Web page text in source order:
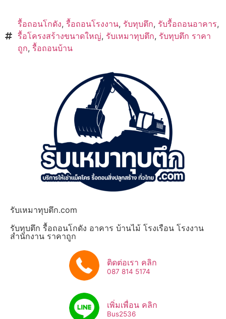
รื้อถอนโกดัง, รื้อถอนโรงงาน, รับทุบตึก, รับรื้อถอนอาคาร,
รื้อโครงสร้างขนาดใหญ่, รับเหมาทุบตึก, รับทุบตึก ราคา
ถูก, รื้อถอนบ้าน
รับเหมาทุบตึก.com
รับทุบตึก รื้อถอนโกดัง อาคาร บ้านไม้ โรงเรือน โรงงาน
สำนักงาน ราคาถูก
ติดต่อเรา คลิก
087 814 5174
เพิ่มเพื่อน คลิก
Bus2536​